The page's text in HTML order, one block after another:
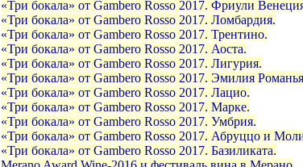
«Три бокала» от Gambero Rosso 2017. Фриули
«Три бокала» от Gambero Rosso 2017. Ломбардия.
«Три бокала» от Gambero Rosso 2017. Трентино.
«Три бокала» от Gambero Rosso 2017. Аоста.
«Три бокала» от Gambero Rosso 2017. Лигурия.
«Три бокала» от Gambero Rosso 2017. Эмилия
«Три бокала» от Gambero Rosso 2017. Лацио.
«Три бокала» от Gambero Rosso 2017. Марке.
«Три бокала» от Gambero Rosso 2017. Умбрия.
«Три бокала» от Gambero Rosso 2017. Абруццо и
«Три бокала» от Gambero Rosso 2017. Базиликата.